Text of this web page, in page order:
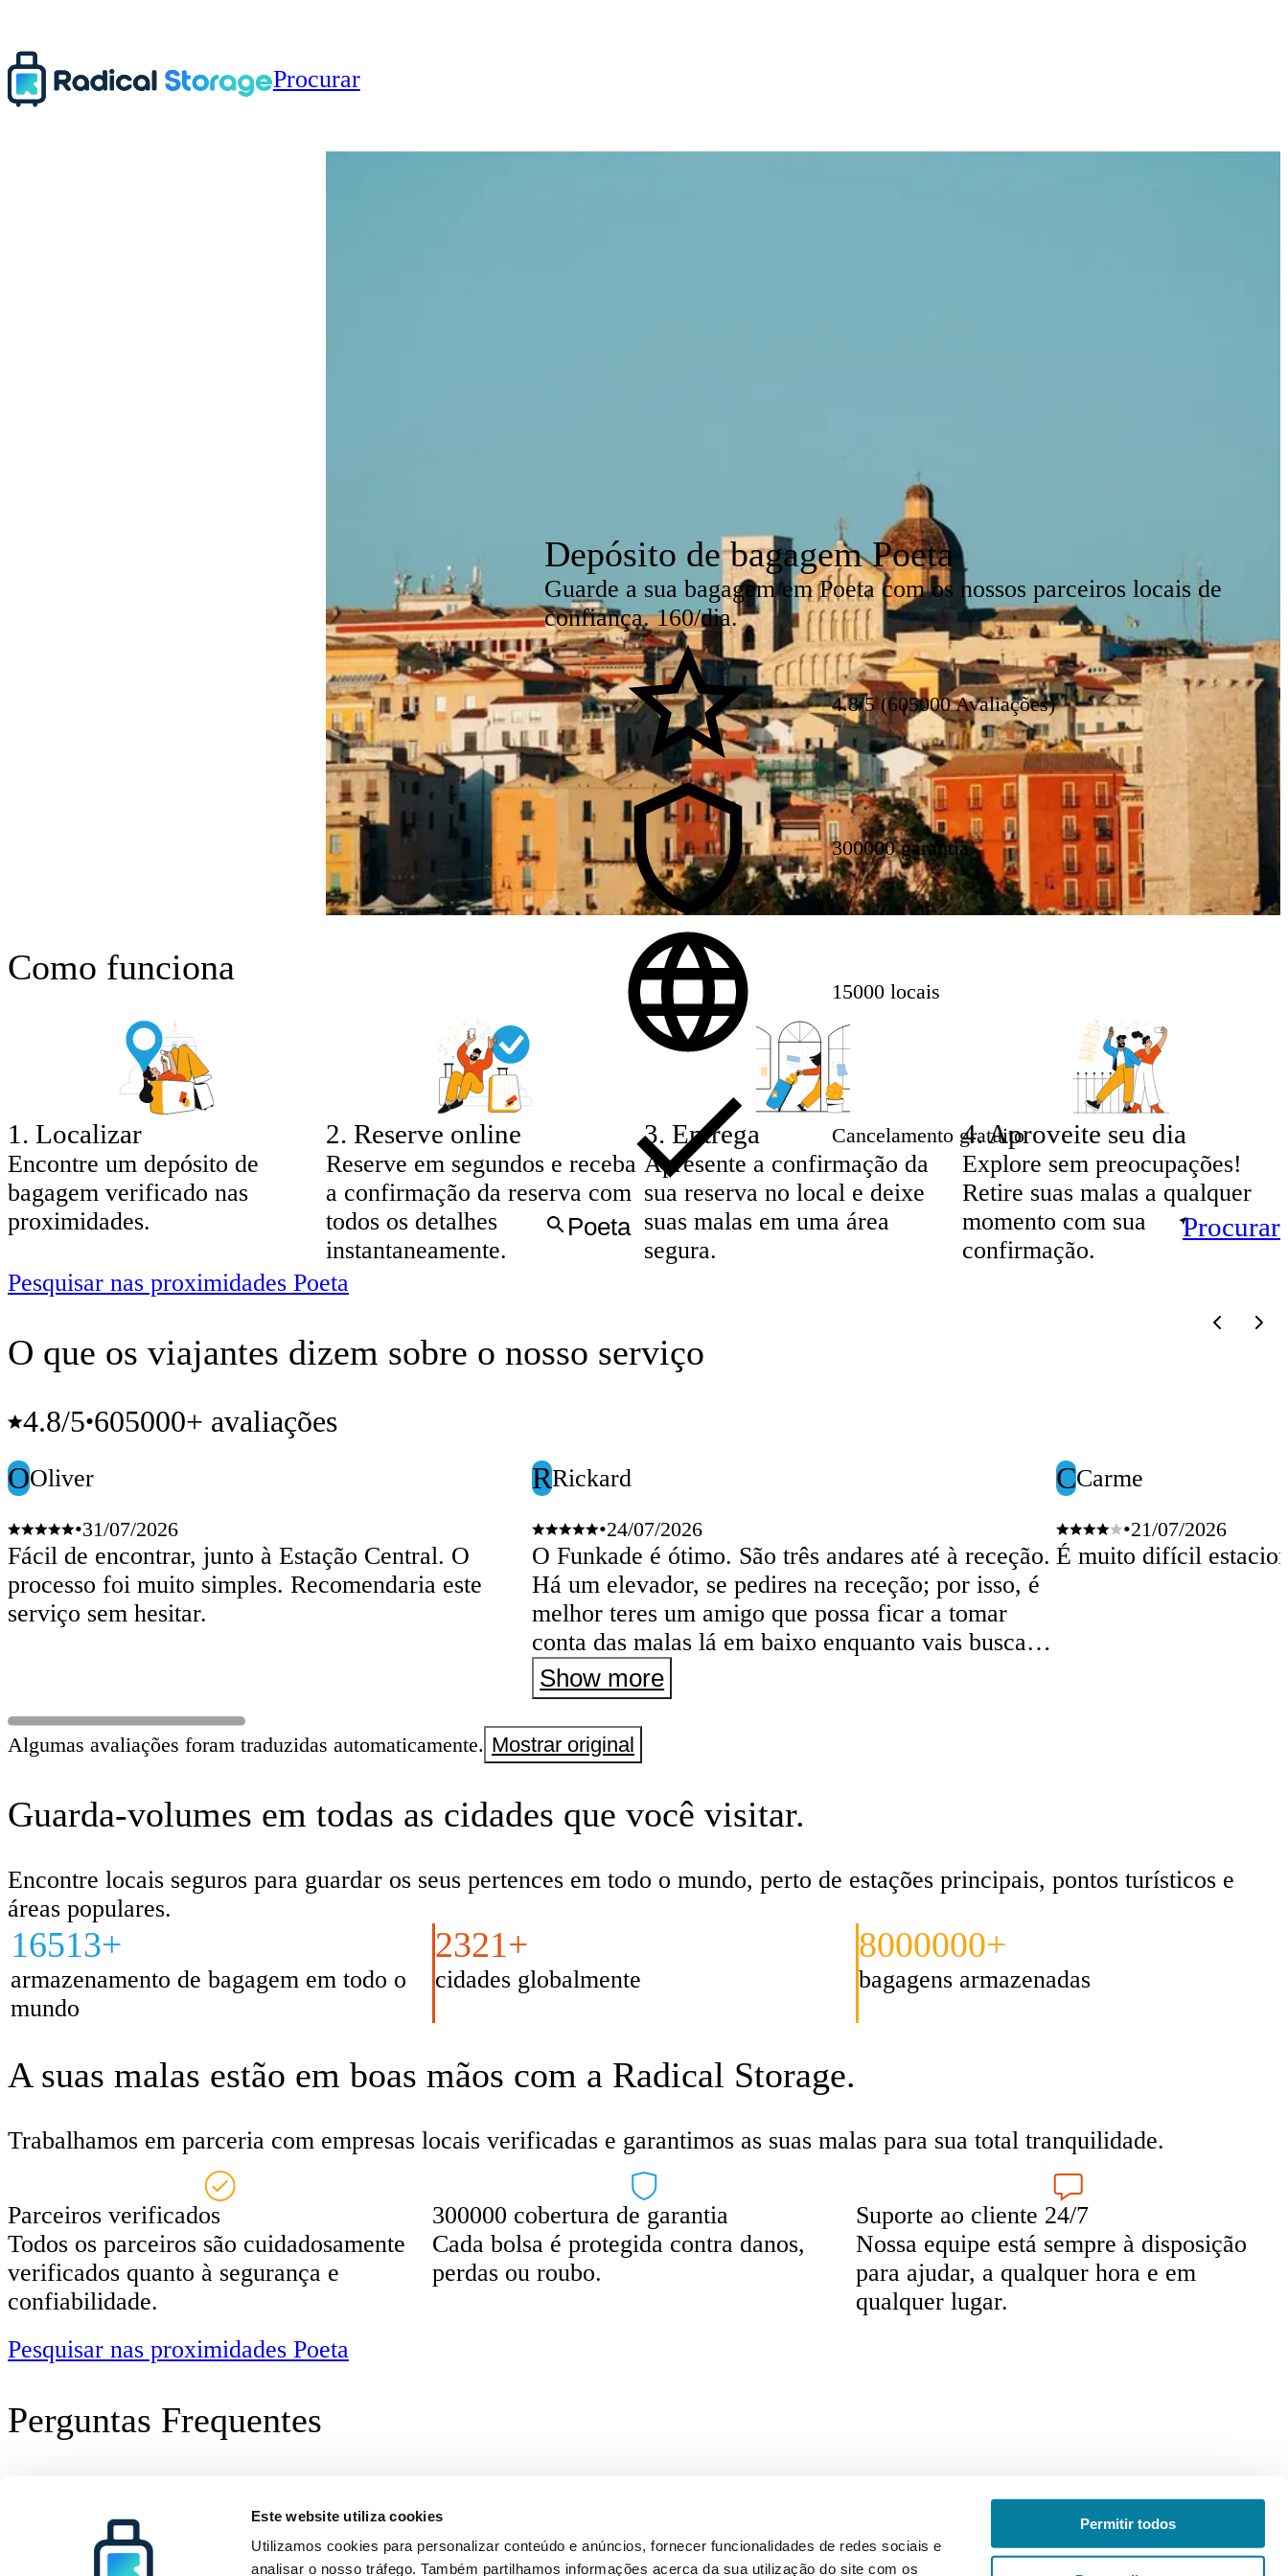
Este website utiliza cookies
Utilizamos cookies para personalizar conteúdo e anúncios, fornecer funcionalidades de redes sociais e
analisar o nosso tráfego. Também partilhamos informações acerca da sua utilização do site com os
Permitir todos
Procurar
Depósito de bagagem Poeta
Guarde a sua bagagem em Poeta com os nossos parceiros locais de
confiança. 160/dia.
4.8/5 (605000 Avaliações)
300000 garantia
15000 locais
Cancelamento gratuito
Procurar
Como funciona
1 . Localizar
Encontre um depósito de
bagagem verificado nas
proximidades.
2. Reserve online
Reserve em segundos e receba
a confirmação da reserva com
todos os detalhes
instantaneamente.
3. Entrega
Apresente a confirmação da
sua reserva no local e deixe
suas malas em uma área
segura.
4.Aproveite seu dia
Explore sem preocupações!
Retire suas malas a qualquer
momento com sua
confirmação.
Pesquisar nas proximidades Poeta
O que os viajantes dizem sobre o nosso serviço
4.8/5•605000+ avaliações
OOliver
•31/07/2026
Fácil de encontrar, junto à Estação Central. O
processo foi muito simples. Recomendaria este
serviço sem hesitar.
RRickard
•24/07/2026
O Funkade é ótimo. São três andares até à receção.
Há um elevador, se pedires na receção; por isso, é
melhor teres um amigo que possa ficar a tomar
conta das malas lá em baixo enquanto vais buscar o
elevador.
Show more
CCarme
•21/07/2026
É muito difícil
Algumas avaliações foram traduzidas automaticamente. Mostrar original
Guarda-volumes em todas as cidades que você visitar.
Encontre locais seguros para guardar os seus pertences em todo o mundo, perto de estações principais, pontos turísticos e
áreas populares.
16513+
armazenamento de bagagem em todo o
mundo
2321+
cidades globalmente
8000000+
bagagens armazenadas
A suas malas estão em boas mãos com a Radical Storage.
Trabalhamos em parceria com empresas locais verificadas e garantimos as suas malas para sua total tranquilidade.
Parceiros verificados
Todos os parceiros são cuidadosamente
verificados quanto à segurança e
confiabilidade.
300000 cobertura de garantia
Cada bolsa é protegida contra danos,
perdas ou roubo.
Suporte ao cliente 24/7
Nossa equipe está sempre à disposição
para ajudar, a qualquer hora e em
qualquer lugar.
Pesquisar nas proximidades Poeta
Perguntas Frequentes
Torne-se Parceiro
Todos os destinos
Política de cookies
Português